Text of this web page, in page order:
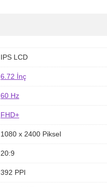
IPS LCD
6.72 İnç
60 Hz
FHD+
1080 x 2400 Piksel
20:9
392 PPI